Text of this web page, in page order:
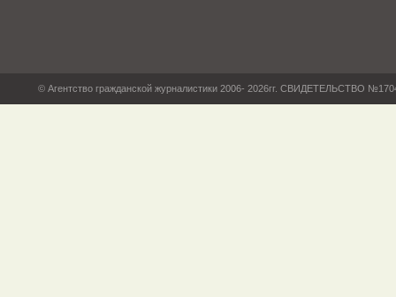
© Агентство гражданской журналистики 2006- 2026гг. СВИДЕТЕЛЬСТВО